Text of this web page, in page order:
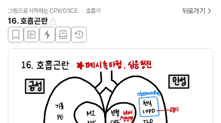
그림으로 시작하는 CPX/OSCE 호흡기 뒤로가기
16. 호흡곤란